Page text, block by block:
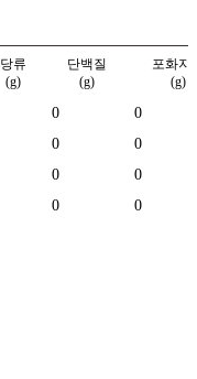
당류
(g)
단백질
(g)
포화지
(g)
0
0
0 0
0
0
0 0